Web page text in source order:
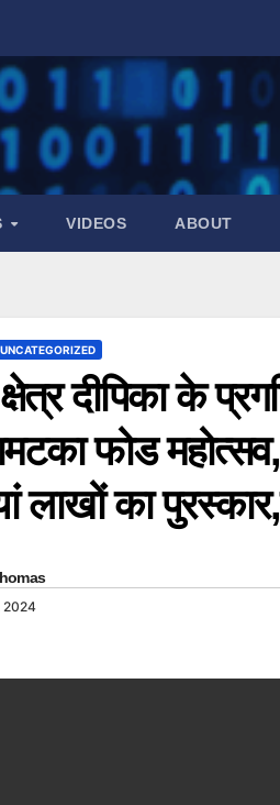
VIDEOS ABOUT
UNCATEGORIZED
दीपिका के
फोड
लाखों का
2024